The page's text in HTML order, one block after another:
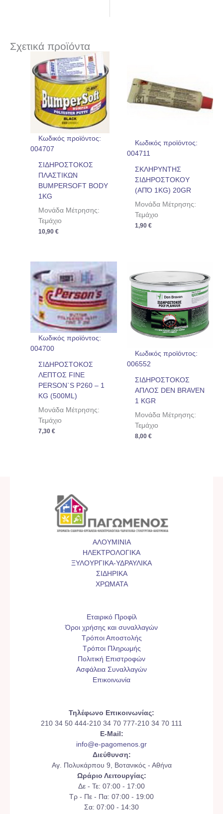
Σχετικά προϊόντα
Κωδικός προϊόντος:
004707
ΣΙΔΗΡΟΣΤΟΚΟΣ
ΠΛΑΣΤΙΚΩΝ
BUMPERSOFT BODY
1KG
Μονάδα Μέτρησης:
Τεμάχιο
10,90€
Κωδικός προϊόντος:
004711
ΣΚΛΗΡΥΝΤΗΣ
ΣΙΔΗΡΟΣΤΟΚΟΥ
(ΑΠΌ 1KG) 20GR
Μονάδα Μέτρησης:
Τεμάχιο
1,90 €
Κωδικός προϊόντος:
004700
ΣΙΔΗΡΟΣΤΟΚΟΣ
ΛΕΠΤΟΣ FINE
PERSON`S P260 – 1
KG (500ML)
Μονάδα Μέτρησης:
Τεμάχιο
7,30€
Κωδικός προϊόντος:
006552
ΣΙΔΗΡΟΣΤΟΚΟΣ
ΑΠΛΟΣ DEN BRAVEN
1 ΚGR
Μονάδα Μέτρησης:
Τεμάχιο
8,00 €
ΑΛΟΥΜΙΝΙΑ
ΗΛΕΚΤΡΟΛΟΓΙΚΑ
ΞΥΛΟΥΡΓΙΚΑ-ΥΔΡΑΥΛΙΚΑ
ΣΙΔΗΡΙΚΑ
ΧΡΩΜΑΤΑ
Εταιρικό Προφίλ
Όροι χρήσης και συναλλαγών
Τρόποι Αποστολής
Τρόποι Πληρωμής
Πολιτική Επιστροφών
Ασφάλεια Συναλλαγών
Επικοινωνία
Τηλέφωνο Επικοινωνίας:
210 34 50 444-210 34 70 777-210 34 70 111
E-Mail:
info@e-pagomenos.gr
Διεύθυνση:
Αγ. Πολυκάρπου 9, Βοτανικός - Αθήνα
Ωράριο Λειτουργίας:
Δε - Τε: 07:00 - 17:00
Τρ - Πε - Πα: 07:00 - 19:00
Σα: 07:00 - 14:30